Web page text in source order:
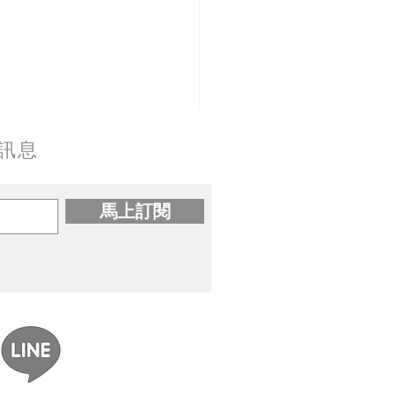
馬上訂閱
息